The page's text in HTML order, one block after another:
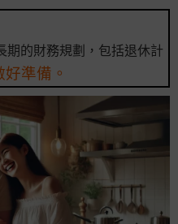
期的財務規劃，包括退休計
準備。